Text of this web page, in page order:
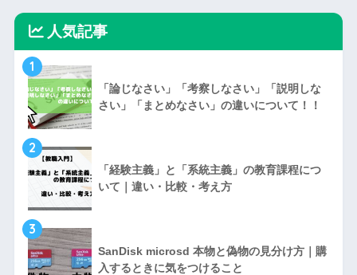
人気記事
1
「論じなさい」「考察しなさい」「説明しな
さい」「まとめなさい」の違いについて！！
2
「経験主義」と「系統主義」の教育課程につ
いて｜違い・比較・考え方
3
SanDisk microsd 本物と偽物の見分け方｜購
入するときに気をつけること